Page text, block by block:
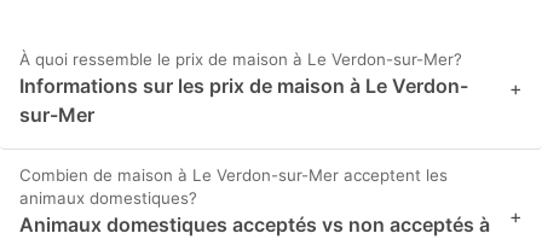
À quoi ressemble le prix de maison à Le Verdon-sur-Mer?
Informations sur les prix de maison à Le Verdon-
sur-Mer
+
Combien de maison à Le Verdon-sur-Mer acceptent les
animaux domestiques?
Animaux domestiques acceptés vs non acceptés à
+